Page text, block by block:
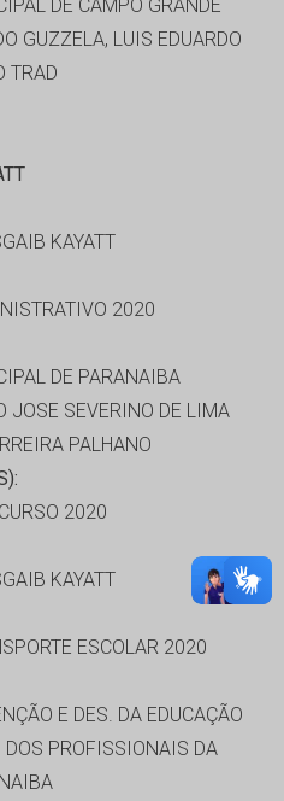
DE CAMPO GRANDE
GUZZELA, LUIS EDUARDO
TRAD
KAYATT
2020
DE PARANAIBA
JOSE SEVERINO DE LIMA
PALHANO
2020
KAYATT
ESCOLAR 2020
E DES. DA EDUCAÇÃO
DOS PROFISSIONAIS DA